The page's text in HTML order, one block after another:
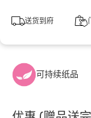
送货到府
可持续纸品